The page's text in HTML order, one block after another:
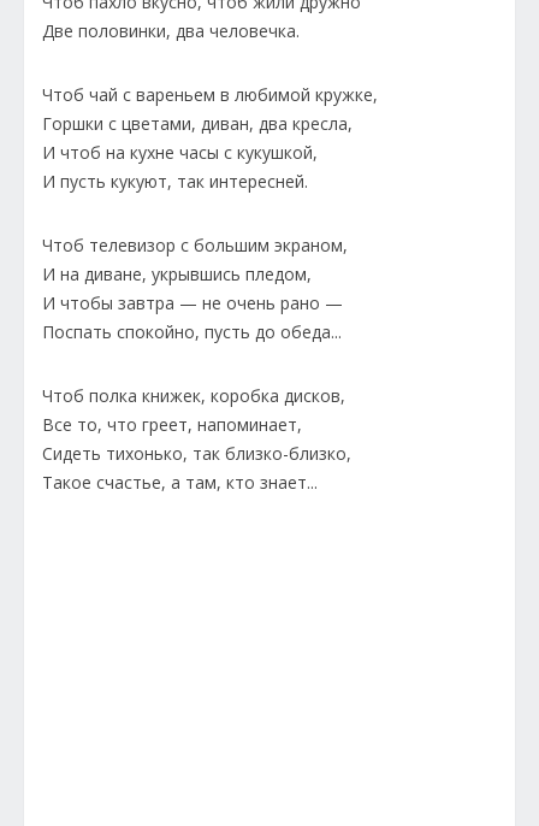
Две половинки, два человечка.
Чтоб чай с вареньем в любимой кружке,
Горшки с цветами, диван, два кресла,
И чтоб на кухне часы с кукушкой,
И пусть кукуют, так интересней.
Чтоб телевизор с большим экраном,
И на диване, укрывшись пледом,
И чтобы завтра — не очень рано —
Поспать спокойно, пусть до обеда...
Чтоб полка книжек, коробка дисков,
Все то, что греет, напоминает,
Сидеть тихонько, так близко-близко,
Такое счастье, а там, кто знает...